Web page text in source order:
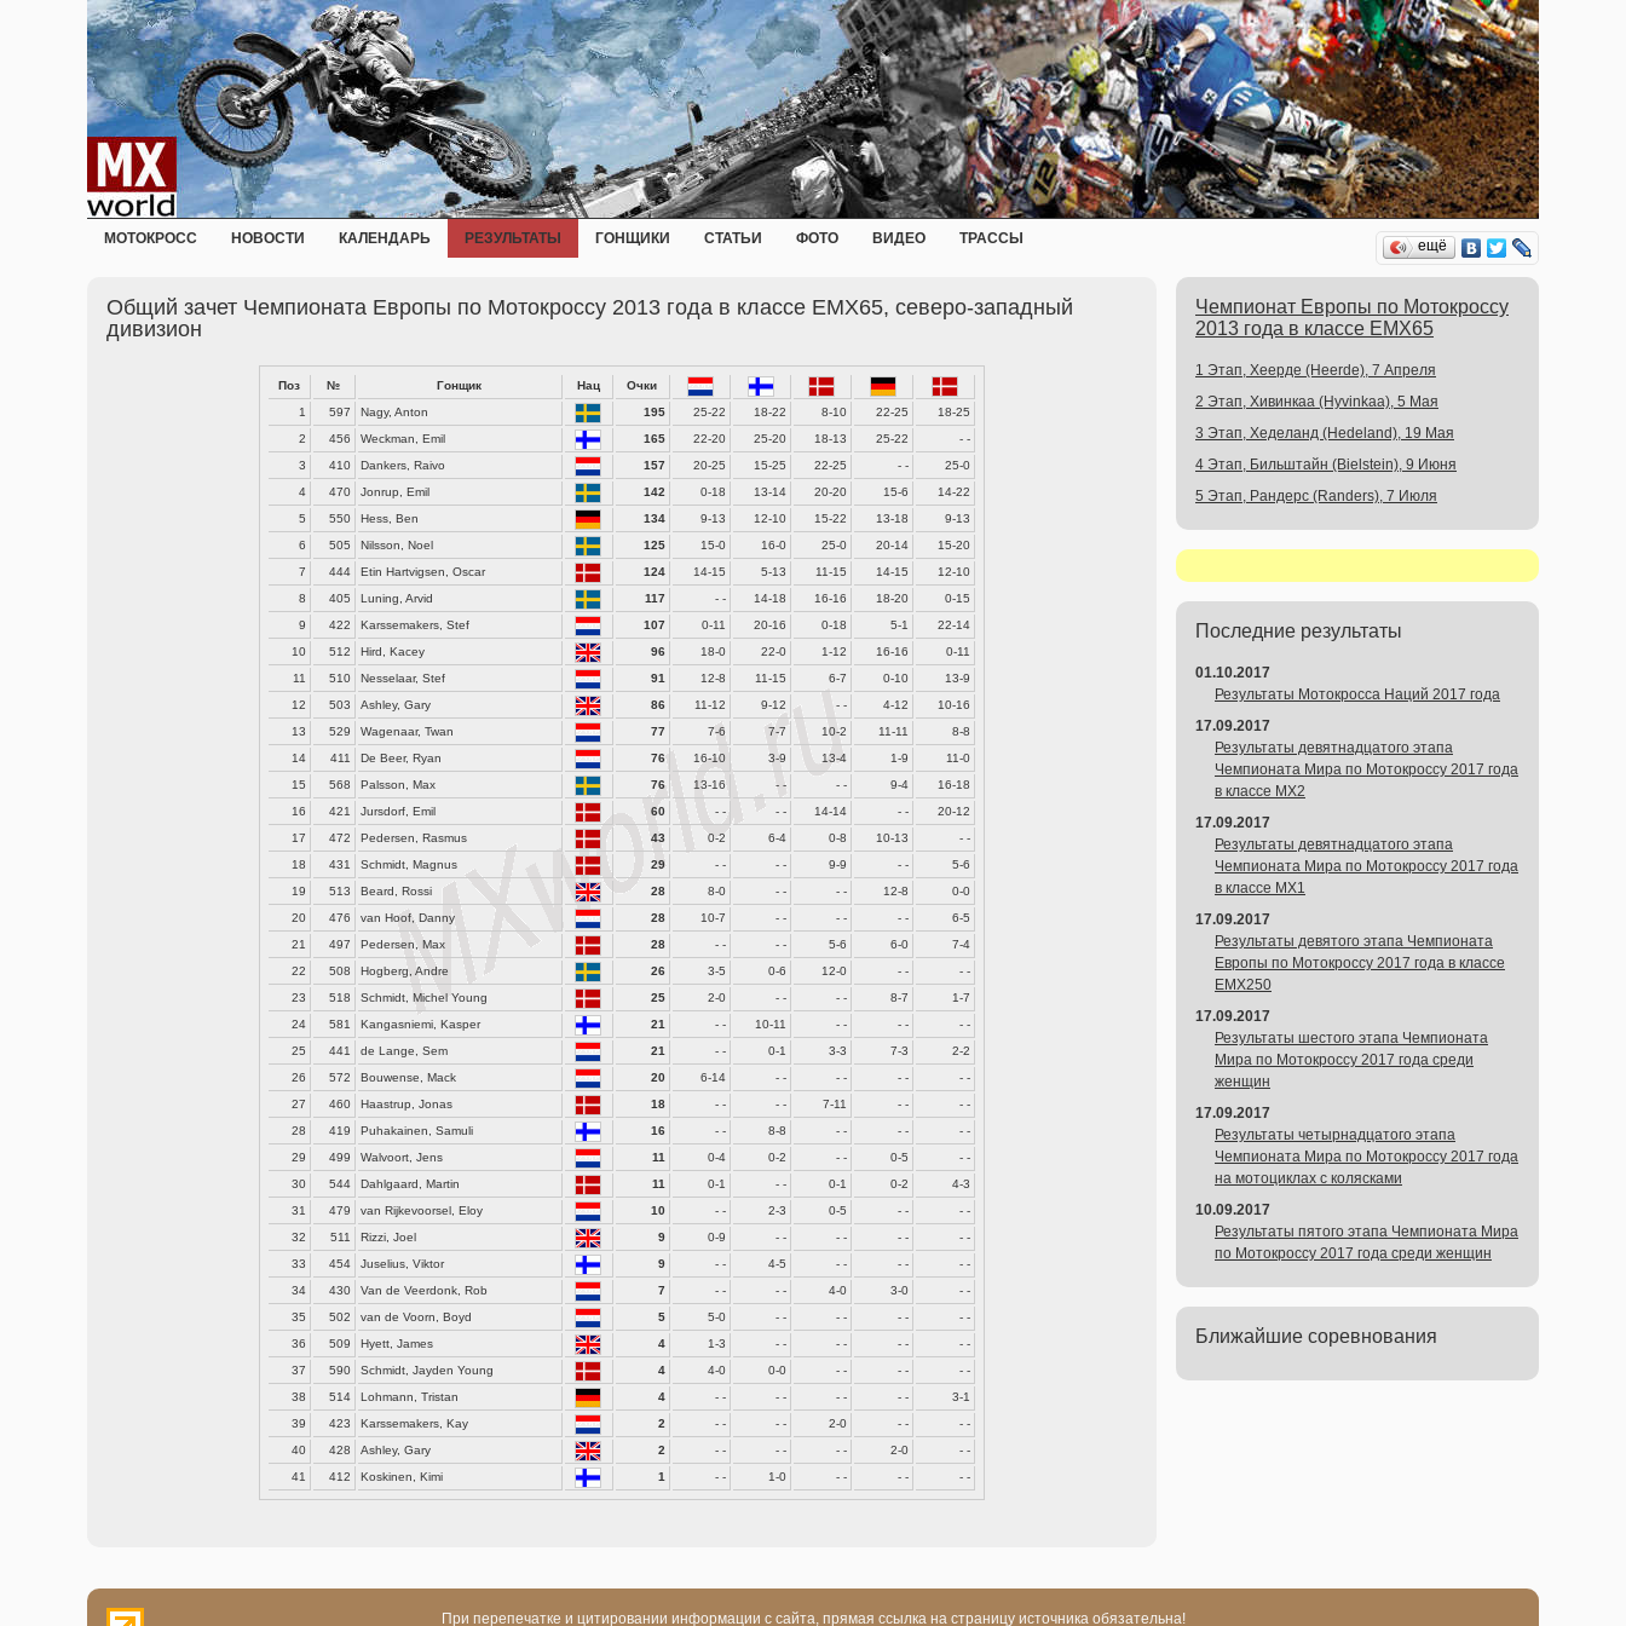
МОТОКРОСС НОВОСТИ КАЛЕНДАРЬ РЕЗУЛЬТАТЫ ГОНЩИКИ СТАТЬИ ФОТО ВИДЕО ТРАССЫ ещё
Общий зачет Чемпионата Европы по Мотокроссу 2013 года в классе EMX65, северо-западный
дивизион
Поз № Гонщик Нац
Очки
1
597 Nagy, Anton 195 25-22 18-22 8-10 22-25
18-25
2
456 Weckman, Emil 165 22-20 25-20 18-13 25-22
- -
3
410 Dankers, Raivo 157 20-25 15-25 22-25 - -
25-0
4
470 Jonrup, Emil 142 0-18 13-14 20-20 15-6
14-22
5
550 Hess, Ben 134 9-13 12-10 15-22 13-18
9-13
6
505 Nilsson, Noel 125 15-0 16-0 25-0 20-14
15-20
7
444 Etin Hartvigsen, Oscar 124 14-15 5-13 11-15 14-15
12-10
8
405 Luning, Arvid 117 - - 14-18 16-16 18-20
0-15
9
422 Karssemakers, Stef 107 0-11 20-16 0-18 5-1
22-14
10
512 Hird, Kacey 96 18-0 22-0 1-12 16-16
0-11
11
510 Nesselaar, Stef 91 12-8 11-15 6-7 0-10
13-9
12
503 Ashley, Gary 86 11-12 9-12 - - 4-12
10-16
13
529 Wagenaar, Twan 77 7-6 7-7 10-2 11-11
8-8
14
411 De Beer, Ryan 76 16-10 3-9 13-4 1-9
11-0
15
568 Palsson, Max 76 13-16 - - - - 9-4
16-18
16
421 Jursdorf, Emil 60 - - - - 14-14 - -
20-12
17
472 Pedersen, Rasmus 43 0-2 6-4 0-8 10-13
- -
18
431 Schmidt, Magnus 29 - - - - 9-9 - -
5-6
19
513 Beard, Rossi 28 8-0 - - - - 12-8
0-0
20
476 van Hoof, Danny 28 10-7 - - - - - -
6-5
21
497 Pedersen, Max 28 - - - - 5-6 6-0
7-4
22
508 Hogberg, Andre 26 3-5 0-6 12-0 - -
- -
23
518 Schmidt, Michel Young 25 2-0 - - - - 8-7
1-7
24
581 Kangasniemi, Kasper 21 - - 10-11 - - - -
- -
25
441 de Lange, Sem 21 - - 0-1 3-3 7-3
2-2
26
572 Bouwense, Mack 20 6-14 - - - - - -
- -
27
460 Haastrup, Jonas 18 - - - - 7-11 - -
- -
28
419 Puhakainen, Samuli 16 - - 8-8 - - - -
- -
29
499 Walvoort, Jens 11 0-4 0-2 - - 0-5
- -
30
544 Dahlgaard, Martin 11 0-1 - - 0-1 0-2
4-3
31
479 van Rijkevoorsel, Eloy 10 - - 2-3 0-5 - -
- -
32
511 Rizzi, Joel 9 0-9 - - - - - -
- -
33
454 Juselius, Viktor 9 - - 4-5 - - - -
- -
34
430 Van de Veerdonk, Rob 7 - - - - 4-0 3-0
- -
35
502 van de Voorn, Boyd 5 5-0 - - - - - -
- -
36
509 Hyett, James 4 1-3 - - - - - -
- -
37
590 Schmidt, Jayden Young 4 4-0 0-0 - - - -
- -
38
514 Lohmann, Tristan 4 - - - - - - - -
3-1
39
423 Karssemakers, Kay 2 - - - - 2-0 - -
- -
40
428 Ashley, Gary 2 - - - - - - 2-0
- -
41
412 Koskinen, Kimi 1 - - 1-0 - - - - - -
Чемпионат Европы по Мотокроссу
2013 года в классе EMX65
1 Этап, Хеерде (Heerde), 7 Апреля
2 Этап, Хивинкаа (Hyvinkaa), 5 Мая
3 Этап, Хеделанд (Hedeland), 19 Мая
4 Этап, Бильштайн (Bielstein), 9 Июня
5 Этап, Рандерс (Randers), 7 Июля
Последние результаты
01.10.2017
Результаты Мотокросса Наций 2017 года
17.09.2017
Результаты девятнадцатого этапа
Чемпионата Мира по Мотокроссу 2017 года
в классе MX2
17.09.2017
Результаты девятнадцатого этапа
Чемпионата Мира по Мотокроссу 2017 года
в классе MX1
17.09.2017
Результаты девятого этапа Чемпионата
Европы по Мотокроссу 2017 года в классе
EMX250
17.09.2017
Результаты шестого этапа Чемпионата
Мира по Мотокроссу 2017 года среди
женщин
17.09.2017
Результаты четырнадцатого этапа
Чемпионата Мира по Мотокроссу 2017 года
на мотоциклах с колясками
10.09.2017
Результаты пятого этапа Чемпионата Мира
по Мотокроссу 2017 года среди женщин
Ближайшие соревнования
При перепечатке и цитировании информации с сайта, прямая ссылка на страницу источника обязательна!